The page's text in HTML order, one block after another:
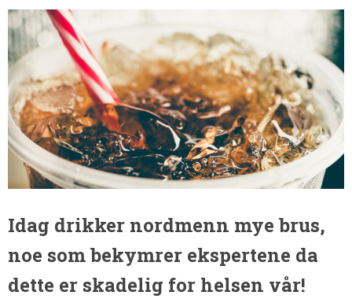
Idag drikker nordmenn mye brus,
noe som bekymrer ekspertene da
dette er skadelig for helsen vår!